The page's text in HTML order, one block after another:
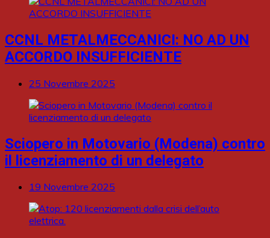
CCNL METALMECCANICI: NO AD UN
ACCORDO INSUFFICIENTE
25 Novembre 2025
Sciopero in Motovario (Modena) contro
il licenziamento di un delegato
19 Novembre 2025